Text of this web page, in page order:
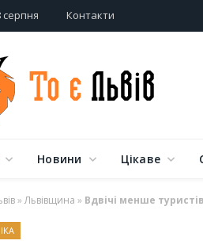
серпня Контакти
Новини Цікаве
»Львівщина » Вдвічі менше